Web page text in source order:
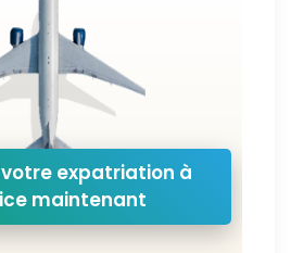
expatriation à
maintenant